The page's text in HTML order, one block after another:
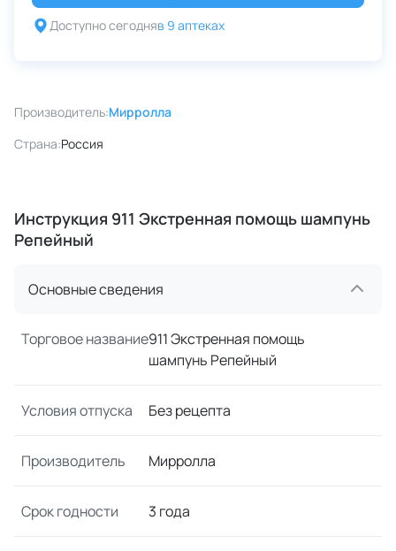
Доступно сегодняв 9 аптеках
Производитель:Мирролла
Страна:Россия
Инструкция 911 Экстренная помощь шампунь
Репейный
Основные сведения
Торговое название911 Экстренная помощь
шампунь Репейный
Условия отпуска Без рецепта
Производитель Мирролла
Срок годности 3 года